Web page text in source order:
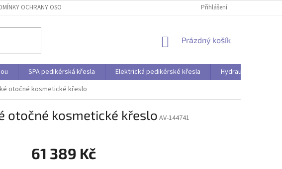
OCHRANY OSOBNÍCH ÚDAJŮ Přihlášení
NÁKUPNÍ
Prázdný košík
SPA pedikérská křesla Elektrická pedikérské křesla
Hydraulická
otočné kosmetické křeslo
otočné kosmetické křeslo AV-144741
61 389 Kč